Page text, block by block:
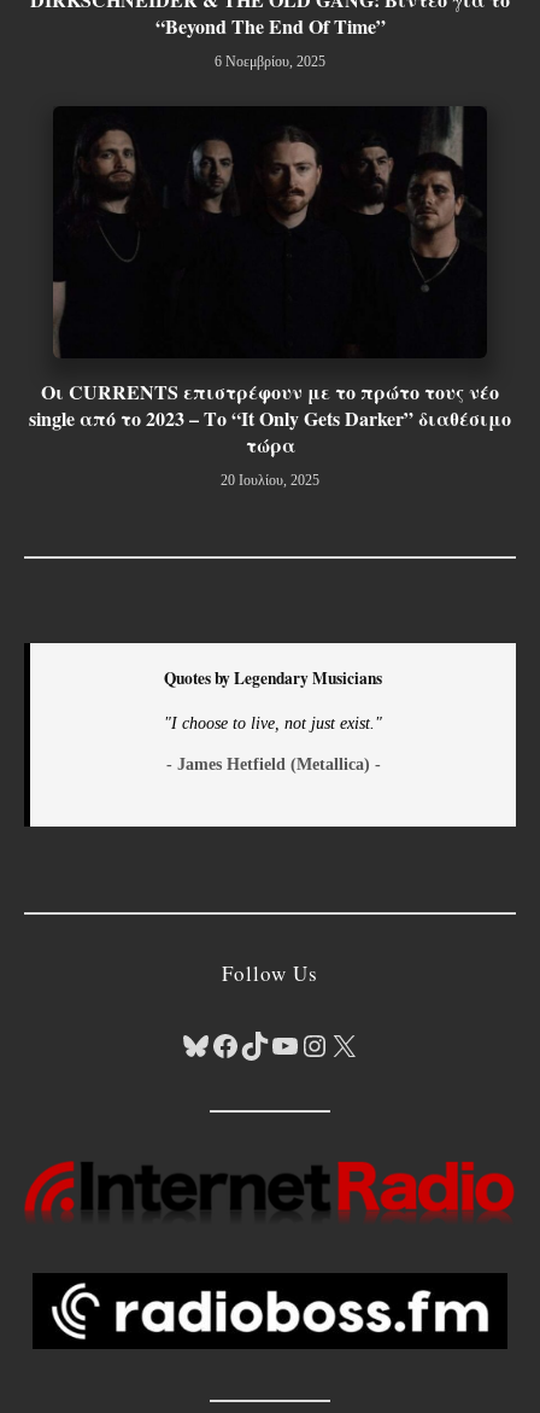
“Beyond The End Of Time”
6 Νοεμβρίου, 2025
Οι CURRENTS επιστρέφουν με το πρώτο τους νέο
single από το 2023 – Το “It Only Gets Darker” διαθέσιμο
τώρα
20 Ιουλίου, 2025
Quotes by Legendary Musicians
"I choose to live, not just exist."
- James Hetfield (Metallica) -
Follow Us